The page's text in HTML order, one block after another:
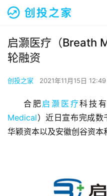
启灏医疗（Breath
轮融资
创投之家 2021年11月15日 12:49
合肥启灏医疗科技
Medical）近日宣布完成
华颖资本以及安徽创谷资本